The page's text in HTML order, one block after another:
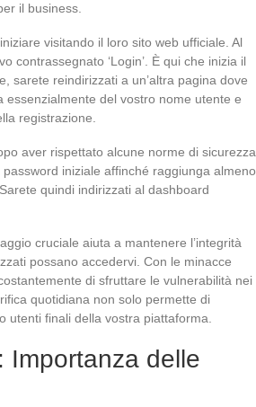
il business.
visitando il loro sito web ufficiale. Al
contrassegnato ‘Login’. È qui che inizia il
sarete reindirizzati a un’altra pagina dove
del vostro nome utente e
registrazione.
aver rispettato alcune norme di sicurezza
iniziale affinché raggiunga almeno
quindi indirizzati al dashboard
cruciale aiuta a mantenere l’integrità
possano accedervi. Con le minacce
di sfruttare le vulnerabilità nei
quotidiana non solo permette di
utenti finali della vostra piattaforma.
Importanza delle